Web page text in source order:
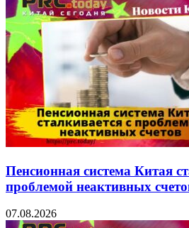
Пенсионная система Китая
проблемой неактивных
07.08.2026